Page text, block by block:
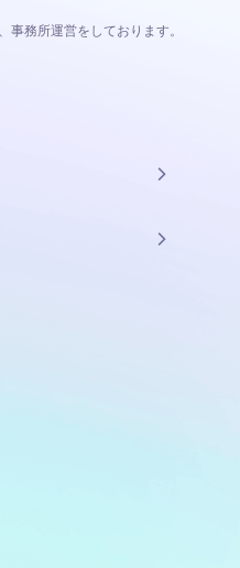
務所運営をしております。